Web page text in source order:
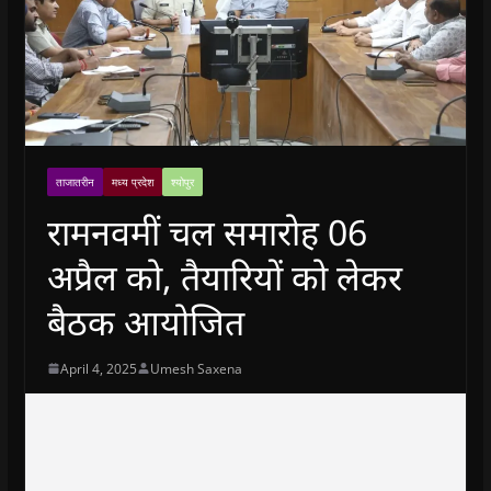
ताजातरीन मध्य प्रदेश श्योपुर
रामनवमीं चल समारोह 06
अप्रैल को, तैयारियों को लेकर
बैठक आयोजित
April 4, 2025 Umesh Saxena